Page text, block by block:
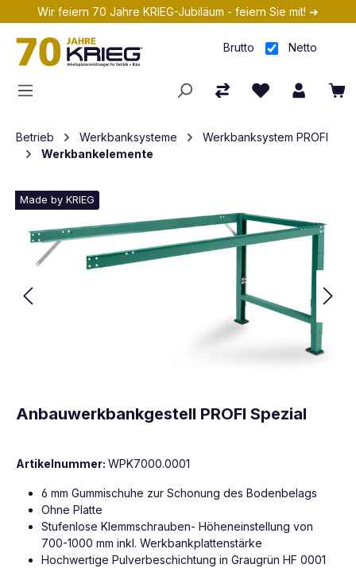
Zum Hauptinhalt springen
Wir feiern 70 Jahre KRIEG-Jubiläum - feiern Sie mit! ➔
Brutto Netto
Betrieb Werkbanksysteme
Werkbanksystem PROFI
Werkbankelemente
Made by KRIEG
Anbauwerkbankgestell PROFI Spezial
Artikelnummer: WPK7000.0001
6 mm Gummischuhe zur Schonung des Bodenbelags
Ohne Platte
Stufenlose Klemmschrauben- Höheneinstellung von
700-1000 mm inkl. Werkbankplattenstärke
Hochwertige Pulverbeschichtung in Graugrün HF 0001